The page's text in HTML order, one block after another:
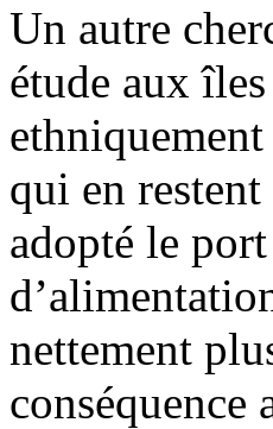
Un autre
étude aux
qui en
adopté le
nettement
conséquence